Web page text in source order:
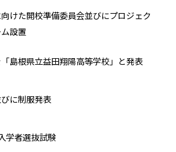
けた開校準備委員会並びにプロジェク
設置
島根県立益田翔陽高等学校」と発表
に制服発表
学者選抜試験